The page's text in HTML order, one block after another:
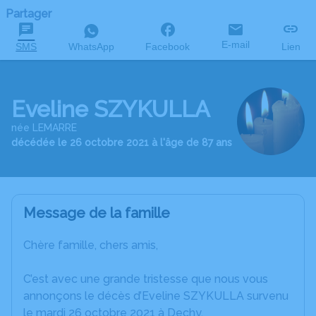
Partager
SMS WhatsApp Facebook E-mail Lien
Eveline SZYKULLA
née LEMARRE
décédée le 26 octobre 2021 à l'âge de 87 ans
Message de la famille
Chère famille, chers amis,
C’est avec une grande tristesse que nous vous
annonçons le décès d’Eveline SZYKULLA survenu
le mardi 26 octobre 2021 à Dechy.